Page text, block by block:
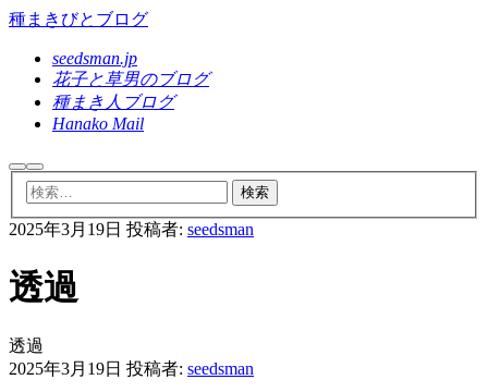
種まきびとブログ
seedsman.jp
花子と草男のブログ
種まき人ブログ
Hanako Mail
検 メ
イ
ン
メ
ュ
ー
2025年3月19日 投稿者: seedsman
透過
透過
2025年3月19日 投稿者: seedsman